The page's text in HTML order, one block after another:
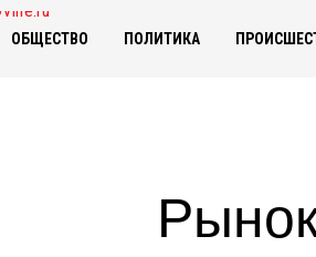
ОБЩЕСТВО ПОЛИТИКА